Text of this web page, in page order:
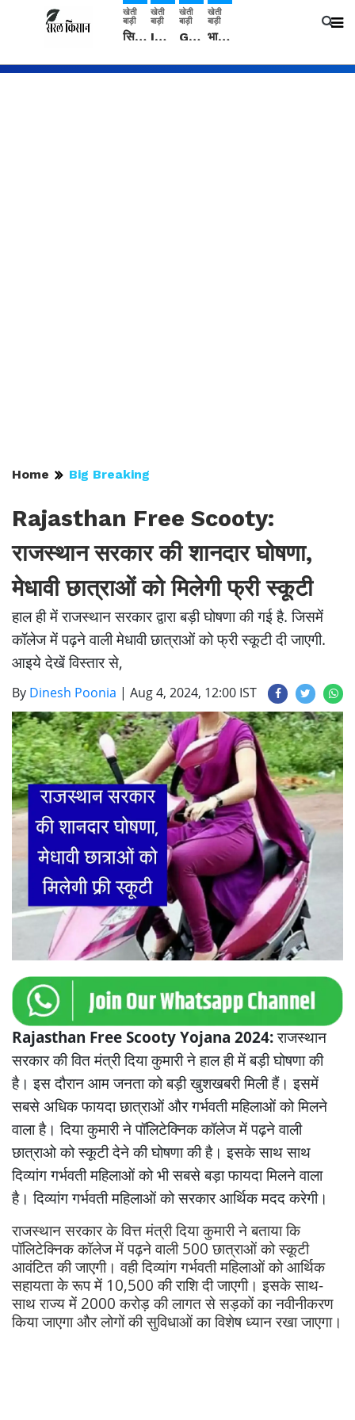
खेती
बाड़ी
सिरसा: कृषि विज्ञान केंद्र की बैठक में फसल बीमा विधि कारण व कृषि उद्यमिता बढ़ावा देने पर चर्चा
खेती
बाड़ी
IMD: राजस्थान में प्री-मानसून की सामान्य से 74% अधिक बारिश, दस्तक में देरी और मानसून कमजोर रहेगा
खेती
बाड़ी
Guar Ka Rate: ग्वार के भाव में हल्की बढ़ोतरी, बढ़ सकता है बुवाई का रकबा
खेती
बाड़ी
भारत में 29 मई से शुरु होगी प्री-मानसून बारिश, ECMWF विदेशी मौसम एजेंसी का पूर्वानुमान
Home Big Breaking
Rajasthan Free Scooty:
राजस्थान सरकार की शानदार घोषणा,
मेधावी छात्राओं को मिलेगी फ्री स्कूटी
हाल ही में राजस्थान सरकार द्वारा बड़ी घोषणा की गई है. जिसमें
कॉलेज में पढ़ने वाली मेधावी छात्राओं को फ्री स्कूटी दी जाएगी.
आइये देखें विस्तार से,
By Dinesh Poonia | Aug 4, 2024, 12:00 IST
Rajasthan Free Scooty Yojana 2024:राजस्थान
सरकार की वित मंत्री दिया कुमारी ने हाल ही में बड़ी घोषणा की
है। इस दौरान आम जनता को बड़ी खुशखबरी मिली हैं। इसमें
सबसे अधिक फायदा छात्राओं और गर्भवती महिलाओं को मिलने
वाला है। दिया कुमारी ने पॉलिटेक्निक कॉलेज में पढ़ने वाली
छात्राओ को स्कूटी देने की घोषणा की है। इसके साथ साथ
दिव्यांग गर्भवती महिलाओं को भी सबसे बड़ा फायदा मिलने वाला
है। दिव्यांग गर्भवती महिलाओं को सरकार आर्थिक मदद करेगी।
राजस्थान सरकार के वित्त मंत्री दिया कुमारी ने बताया कि
पॉलिटेक्निक कॉलेज में पढ़ने वाली 500 छात्राओं को स्कूटी
आवंटित की जाएगी। वही दिव्यांग गर्भवती महिलाओं को आर्थिक
सहायता के रूप में 10,500 की राशि दी जाएगी। इसके साथ-
साथ राज्य में 2000 करोड़ की लागत से सड़कों का नवीनीकरण
किया जाएगा और लोगों की सुविधाओं का विशेष ध्यान रखा जाएगा।